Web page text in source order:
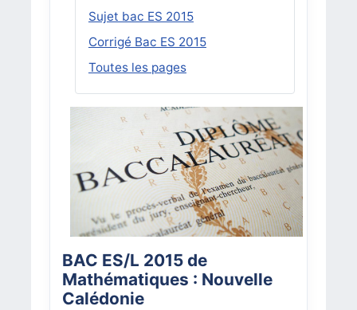
Sujet bac ES 2015
Corrigé Bac ES 2015
Toutes les pages
BAC ES/L 2015 de
Mathématiques : Nouvelle
Calédonie